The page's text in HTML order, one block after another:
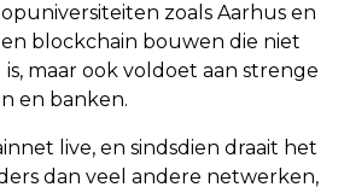
zoals Aarhus en
blockchain bouwen die niet
maar ook voldoet aan strenge
en banken.
live, en sindsdien draait het
dan veel andere netwerken,